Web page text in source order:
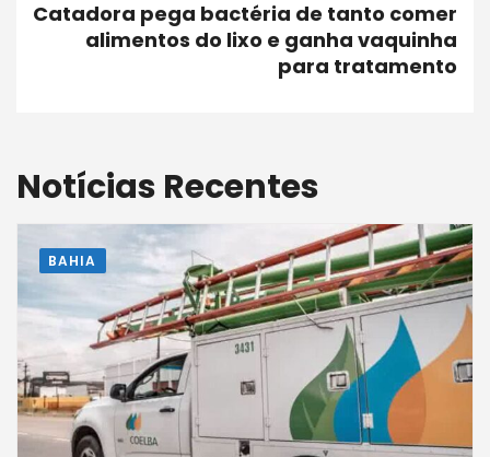
Catadora pega bactéria de tanto comer
alimentos do lixo e ganha vaquinha
para tratamento
Notícias Recentes
BAHIA